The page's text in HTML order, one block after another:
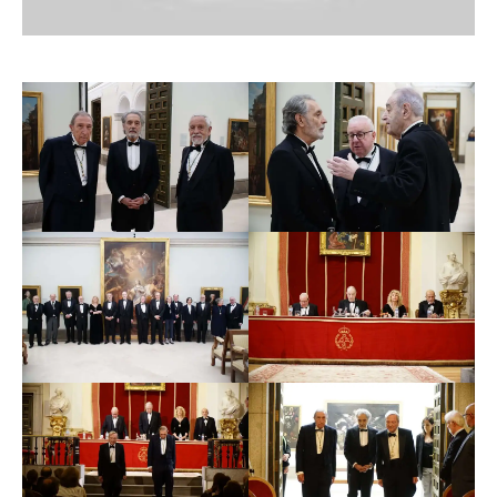
un ingente número de artículos y publicaciones
especializados en la materia. Cabe destacar los textos
dedicados a la figura de Juan de Villanueva, los estudios
constructivos del Museo del Prado o la Biblioteca
Nacional, la impronta estética en los artistas españoles
tras su paso por Roma y otras investigaciones de
arquitectos del siglo XVIII.
Pedro Moleón ha impartido clases en la Escuela
Técnica Superior de Arquitectura de Madrid y dirigido
cursos de las universidades Complutense (El Escorial) y
Menéndez Pelayo (Sevilla).
Al igual que su predecesor en la medalla académica,
Pedro Navascués, ha demostrado una profunda
dedicación e interés en la conservación y defensa del